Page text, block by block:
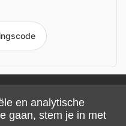
Algemene voorwaarden
en analytische
gaan, stem je in met